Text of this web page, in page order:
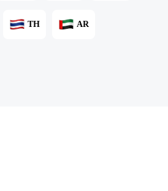
TH AR